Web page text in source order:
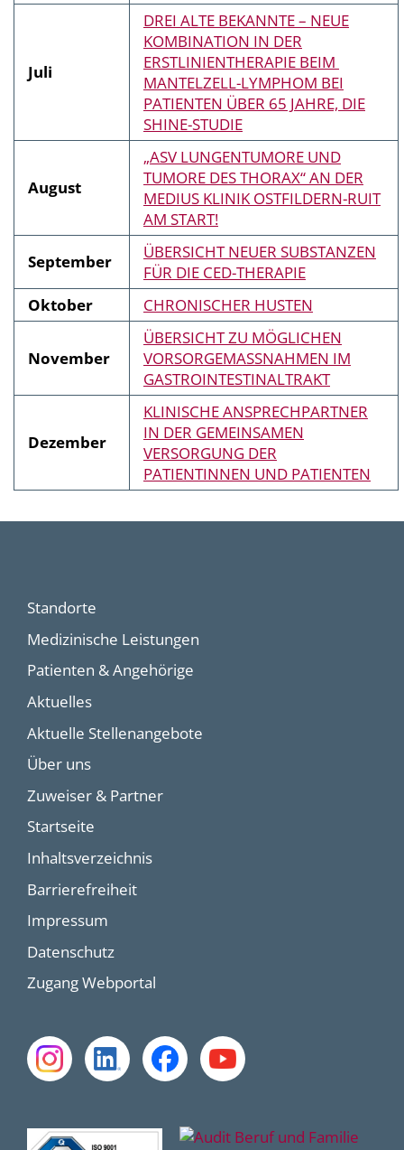
Juli
DREI ALTE BEKANNTE – NEUE
KOMBINATION IN DER
ERSTLINIENTHERAPIE BEIM
MANTELZELL-LYMPHOM BEI
PATIENTEN ÜBER 65 JAHRE, DIE
SHINE-STUDIE
August
„ASV LUNGENTUMORE UND
TUMORE DES THORAX“ AN DER
MEDIUS KLINIK OSTFILDERN-RUIT
AM START!
September
ÜBERSICHT NEUER SUBSTANZEN
FÜR DIE CED-THERAPIE
Oktober
CHRONISCHER HUSTEN
November
ÜBERSICHT ZU MÖGLICHEN
VORSORGEMASSNAHMEN IM
GASTROINTESTINALTRAKT
Dezember
KLINISCHE ANSPRECHPARTNER
IN DER GEMEINSAMEN
VERSORGUNG DER
PATIENTINNEN UND PATIENTEN
Standorte
Medizinische Leistungen
Patienten & Angehörige
Aktuelles
Aktuelle Stellenangebote
Über uns
Zuweiser & Partner
Startseite
Inhaltsverzeichnis
Barrierefreiheit
Impressum
Datenschutz
Zugang Webportal